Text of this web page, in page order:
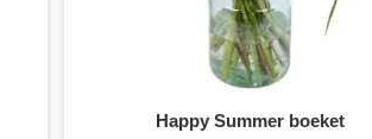
Happy Summer boeket